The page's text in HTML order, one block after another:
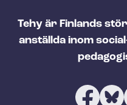
Tehy är Finlands
anställda inom